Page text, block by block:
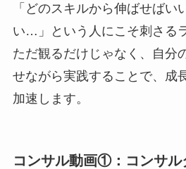
「どのスキルから伸ばせばい
い…」という人にこそ刺さる
ただ観るだけじゃなく、自分
せながら実践することで、成
加速します。
コンサル動画①：コンサル